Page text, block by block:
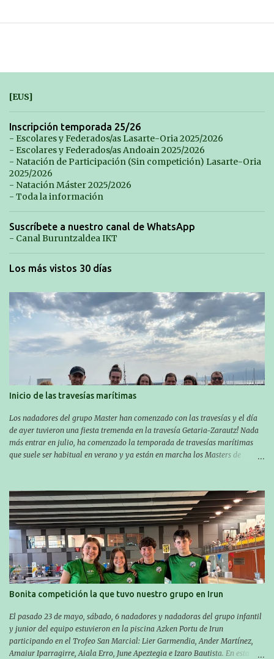
[EUS]
Inscripción temporada 25/26
- Escolares y Federados/as Lasarte-Oria 2025/2026
- Escolares y Federados/as Andoain 2025/2026
- Natación de Participación (Sin competición) Lasarte-Oria
2025/2026
- Natación Máster 2025/2026
- Toda la información
Suscríbete a nuestro canal de WhatsApp
- Canal Buruntzaldea IKT
Los más vistos 30 días
Inicio de las travesías marítimas
Los nadadores del grupo Master han comenzado con las travesías y el día
de ayer tuvieron una fiesta tremenda en la travesía Getaria-Zarautz! Nada
más entrar en julio, ha comenzado la temporada de travesías marítimas
que suele ser habitual en verano y ya están en marcha los Masters de
próxima cita. Para empezar, el 13 de julio, Manu Santos participó en la
XXXVIII. Travesía a nado de Ondarroa y recorrió una distancia de 1600
metros en 28 minutos y 30 segundos. Al día siguiente, Manu Santos y su
compañero Asier Gorostegi participaron en la V. San Antón Bira. En esta
travesía se realiza un recorrido desde la playa de Gaztetape hasta la playa
de Malkorbe, pero debido al estado del mar de aquel día, la organización
decidió hacerlo en el interior de la bahía de la playa de Malkorbe. Así,
Asier completó el recorrido en 29 minutos y 30 segundos, c...
Bonita competición la que tuvo nuestro grupo en Irun
El pasado 23 de mayo, sábado, 6 nadadores y nadadoras del grupo infantil
y junior del equipo estuvieron en la piscina Azken Portu de Irun
participando en el Trofeo San Marcial: Lier Garmendia, Ander Martínez,
Amaiur Iparragirre, Aiala Erro, June Apeztegia e Izaro Bautista. En esta